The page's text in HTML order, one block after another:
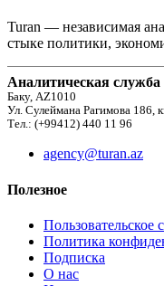
Turan — независимая
стыке политики,
Аналитическая
Баку, AZ1010
Ул. Сулеймана Рагимова 186,
Тел.: (+99412) 440 11 96
agency@turan.az
Полезное
Пользовательское
Политика
Подписка
О нас